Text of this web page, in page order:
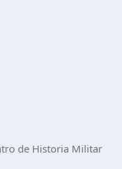
de Historia Militar